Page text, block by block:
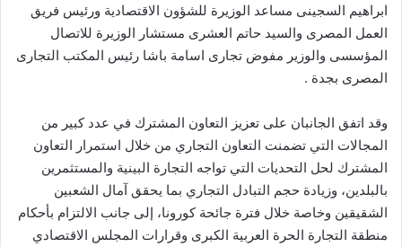
ابراهيم السجينى مساعد الوزيرة للشؤون الاقتصادية ورئيس فريق
العمل المصرى والسيد حاتم العشرى مستشار الوزيرة للاتصال
المؤسسى والوزير مفوض تجارى اسامة باشا رئيس المكتب التجارى
المصرى بجدة .
وقد اتفق الجانبان على تعزيز التعاون المشترك في عدد كبير من
المجالات التي تضمنت التعاون التجاري من خلال استمرار التعاون
المشترك لحل التحديات التي تواجه التجارة البينية والمستثمرين
بالبلدين، وزيادة حجم التبادل التجاري بما يحقق آمال الشعبين
الشقيقين وخاصة خلال فترة جائحة كورونا، إلى جانب الالتزام بأحكام
منطقة التجارة الحرة العربية الكبرى وقرارات المجلس الاقتصادي